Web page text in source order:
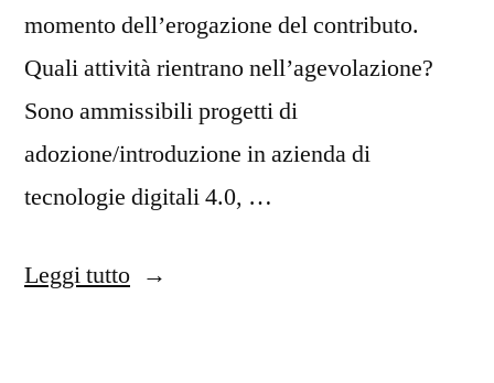
momento dell’erogazione del contributo.
Quali attività rientrano nell’agevolazione?
Sono ammissibili progetti di
adozione/introduzione in azienda di
tecnologie digitali 4.0, …
Leggi tutto